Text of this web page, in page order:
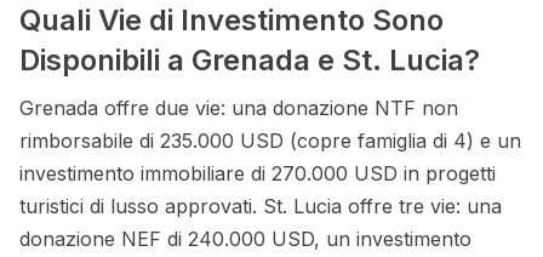
Quali Vie di Investimento Sono
Disponibili a Grenada e St. Lucia?
Grenada offre due vie: una donazione NTF non
rimborsabile di 235.000 USD (copre famiglia di 4) e un
investimento immobiliare di 270.000 USD in progetti
turistici di lusso approvati. St. Lucia offre tre vie: una
donazione NEF di 240.000 USD, un investimento